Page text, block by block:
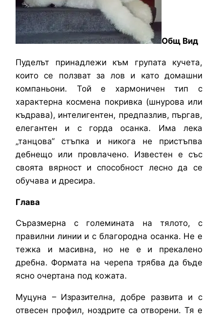
Общ Вид
Пуделът принадлежи към групата кучета,
които се ползват за лов и като домашни
компаньони. Той е хармоничен тип с
характерна космена покривка (шнурова или
къдрава), интелигентен, предпазлив, пъргав,
елегантен и с горда осанка. Има лека
„танцова“ стъпка и никога не пристъпва
дебнещо или провлачено. Известен е със
своята вярност и способност лесно да се
обучава и дресира.
Глава
Съразмерна с големината на тялото, с
правилни линии и с благородна осанка. Не е
тежка и масивна, но не е и прекалено
дребна. Формата на черепа трябва да бъде
ясно очертана под кожата.
Муцуна – Изразителна, добре развита и с
отвесен профил, ноздрите са отворени. Тя е